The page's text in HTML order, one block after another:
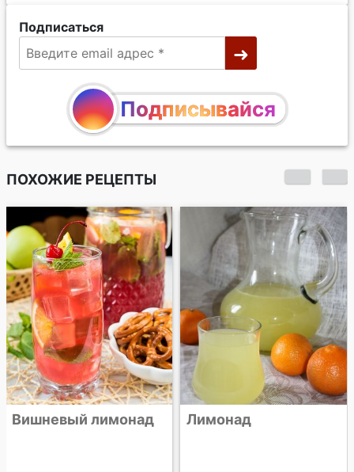
Подписаться
Подписывайся
ПОХОЖИЕ РЕЦЕПТЫ
Вишневый лимонад Лимонад